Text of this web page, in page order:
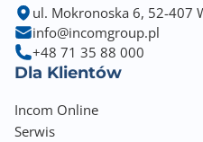
ul. Mokronoska 6, 52-407
info@incomgroup.pl
+48 71 35 88 000
Dla Klientów
Incom Online
Serwis